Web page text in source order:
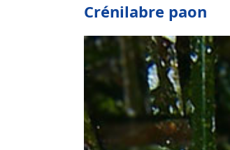
Crénilabre paon